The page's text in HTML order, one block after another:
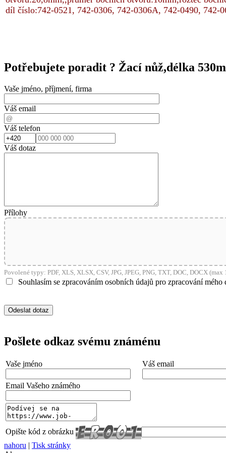
díl číslo:742-0521, 742-0306, 742-0306A, 742-0490, 742-
Potřebujete poradit ? Žací nůž,délka
Vaše jméno, příjmení, firma
Váš email
Váš telefon
Váš dotaz
Přílohy
Povolené typy: PDF, XLS, XLSX, CSV, JPG, JPEG, PNG, TXT, DOC, DOCX
Souhlasím se zpracováním osobních údajů pro zpracování mého
Pošlete odkaz svému známénu
Vaše jméno Váš email
Email Vašeho známého
Opište kód z obrázku
nahoru | Tisk stránky